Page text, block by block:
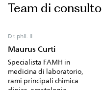
Team di consulto
Dr. phil. II
Maurus Curti
Specialista FAMH in
medicina di laboratorio,
rami principali chimica